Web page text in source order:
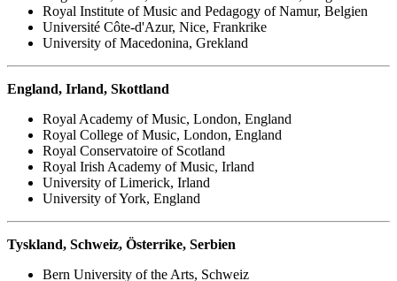
Royal Institute of Music and Pedagogy of Namur, Belgien
Université Côte-d'Azur, Nice, Frankrike
University of Macedonina, Grekland
England, Irland, Skottland
Royal Academy of Music, London, England
Royal College of Music, London, England
Royal Conservatoire of Scotland
Royal Irish Academy of Music, Irland
University of Limerick, Irland
University of York, England
Tyskland, Schweiz, Österrike, Serbien
Bern University of the Arts, Schweiz